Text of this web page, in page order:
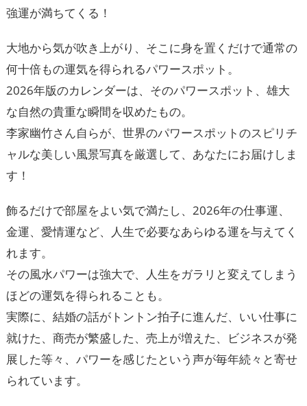
強運が満ちてくる！
大地から気が吹き上がり、そこに身を置くだけで通常の
何十倍もの運気を得られるパワースポット。
2026年版のカレンダーは、そのパワースポット、雄大
な自然の貴重な瞬間を収めたもの。
李家幽竹さん自らが、世界のパワースポットのスピリチ
ャルな美しい風景写真を厳選して、あなたにお届けしま
す！
飾るだけで部屋をよい気で満たし、2026年の仕事運、
金運、愛情運など、人生で必要なあらゆる運を与えてく
れます。
その風水パワーは強大で、人生をガラリと変えてしまう
ほどの運気を得られることも。
実際に、結婚の話がトントン拍子に進んだ、いい仕事に
就けた、商売が繁盛した、売上が増えた、ビジネスが発
展した等々、パワーを感じたという声が毎年続々と寄せ
られています。